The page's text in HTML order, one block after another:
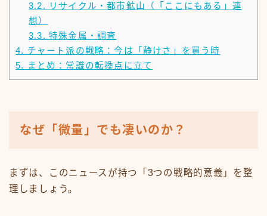
3.2.
リサイクル・都市鉱山（「ここにもある」連
想）
3.3. 特殊金属・調査
4. チャート派の戦略：今は「静けさ」を買う時
5.
まとめ：常識の転換点に立て
なぜ「微量」でも凄いのか？
まずは、このニュースが持つ「3つの戦略的意義」を整
理しましょう。